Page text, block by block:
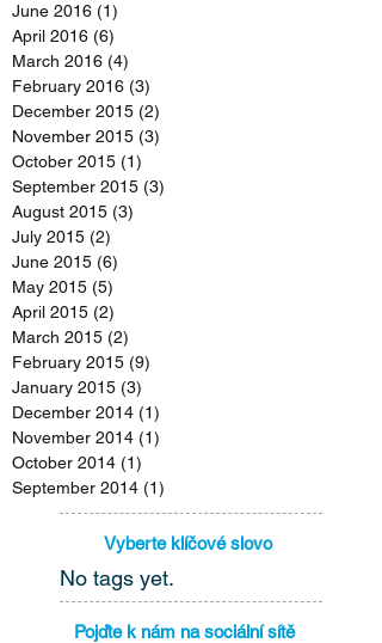
Vyberte klíčové slovo
Pojďte k nám na sociální sítě
No tags yet.
June 2016 (1)
April 2016 (6)
March 2016 (4)
February 2016 (3)
December 2015 (2)
November 2015 (3)
October 2015 (1)
September 2015 (3)
August 2015 (3)
July 2015 (2)
June 2015 (6)
May 2015 (5)
April 2015 (2)
March 2015 (2)
February 2015 (9)
January 2015 (3)
December 2014 (1)
November 2014 (1)
October 2014 (1)
September 2014 (1)